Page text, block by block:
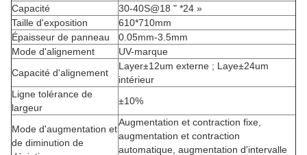
Capacité
30-40S@18 " *24 »
Taille d'exposition
610*710mm
Épaisseur de panneau
0.05mm-3.5mm
Mode d'alignement
UV-marque
Capacité d'alignement
Layer±12um externe ; Laye±24um
intérieur
Ligne tolérance de
largeur
±10%
Mode d'augmentation et
de diminution de
Augmentation et contraction fixe,
augmentation et contraction
automatique, augmentation d'intervalle